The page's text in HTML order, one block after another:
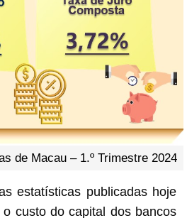
de Macau – 1.º Trimestre 2024
estatísticas publicadas hoje
custo do capital dos bancos